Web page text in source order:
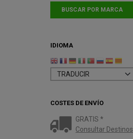
IDIOMA
COSTES DE ENVÍO
GRATIS *
Consultar Destinos